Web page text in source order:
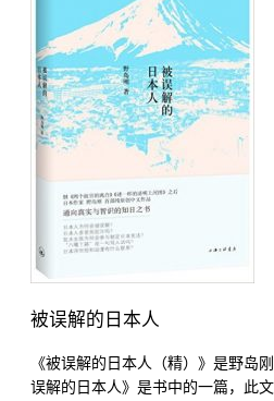
被误解的日本人
《被误解的日本人（精）》是野岛
误解的日本人》是书中的一篇，此